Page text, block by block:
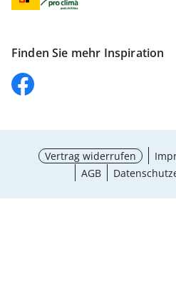
Finden Sie mehr Inspiration
Vertrag widerrufen
AGB